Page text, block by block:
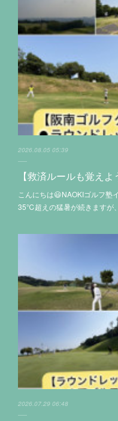
2026.08.05 05:39
【救済ルールも覚えよ
こんにちは😃NAOKIゴルフ塾
35℃超えの猛暑が続きますが
2026.07.29 06:48